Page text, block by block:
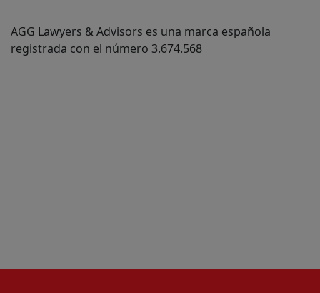
AGG Lawyers & Advisors es una marca española
registrada con el número 3.674.568